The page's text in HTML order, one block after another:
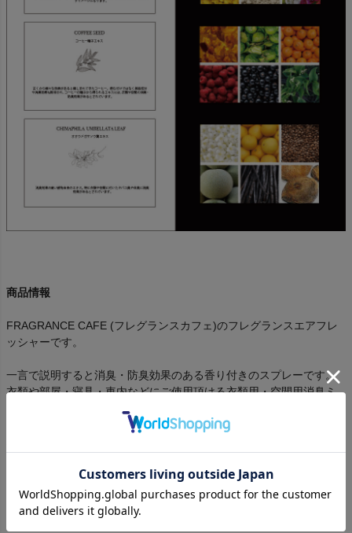
商品情報
FRAGRANCE CAFE (フレグランスカフェ)のフレグランスエアフレ
ッシャーです。
一言で説明すると消臭・防臭効果のある香り付きのスプレーです。
衣類や部屋・寝具・車内などにご使用頂ける衣類用・空間用消臭ミ
男女半々ぐらいの比率です。
一般的な空間や衣類の消臭剤よりも高い消臭効果と香水レベルの香